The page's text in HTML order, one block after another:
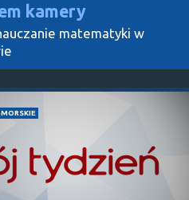
kamery
matematyki w